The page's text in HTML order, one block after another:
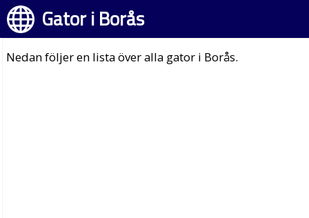
Gator i Borås
Nedan följer en lista över alla gator i Borås.